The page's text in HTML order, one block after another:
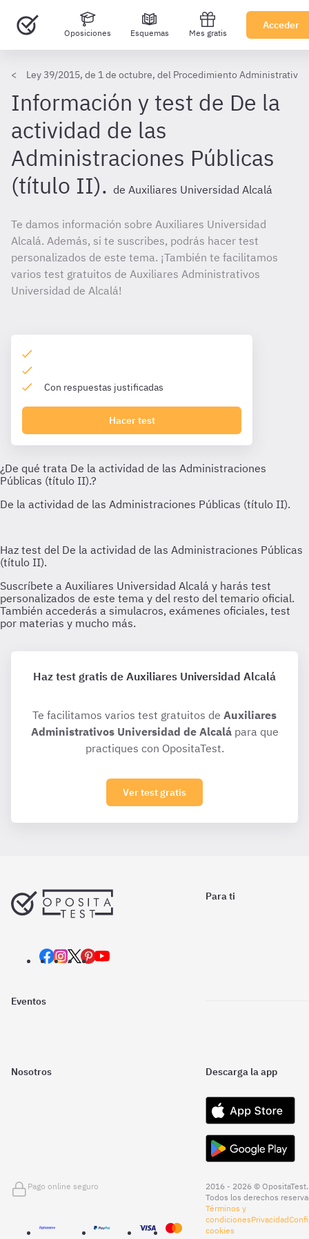
Oposiciones Esquemas Mes gratis
Acceder
Ley 39/2015, de 1 de octubre, del Procedimiento
Información y test de De la
actividad de las
Administraciones Públicas
(título II). de Auxiliares Universidad Alcalá
Te damos información sobre Auxiliares Universidad
Alcalá. Además, si te suscribes, podrás hacer test
personalizados de este tema. ¡También te facilitamos
varios test gratuitos de Auxiliares Administrativos
Universidad de Alcalá!
Con respuestas justificadas
Hacer test
Haz test gratis de Auxiliares Universidad Alcalá
Te facilitamos varios test gratuitos de Auxiliares
Administrativos Universidad de Alcalápara que
practiques con OpositaTest.
Ver test gratis
Para ti
Eventos
Nosotros Descarga la app
Pago online seguro
2016 - 2026 © OpositaTest.
Todos los derechos
Términos y
condicionesPrivacidad
cookies